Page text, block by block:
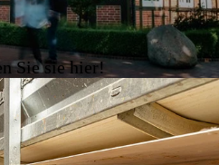
Sie sie hier!